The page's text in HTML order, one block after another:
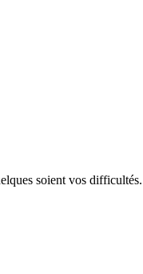
soient vos difficultés.